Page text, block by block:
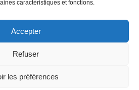
caractéristiques et fonctions.
Accepter
Refuser
les préférences